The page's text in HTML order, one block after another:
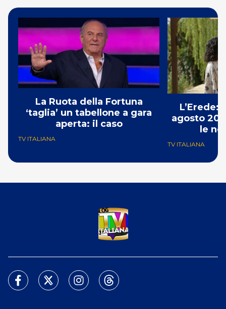
La Ruota della Fortuna
‘taglia’ un tabellone a gara
aperta: il caso
TV ITALIANA
L’Erede:
agosto
le
TV ITALIANA